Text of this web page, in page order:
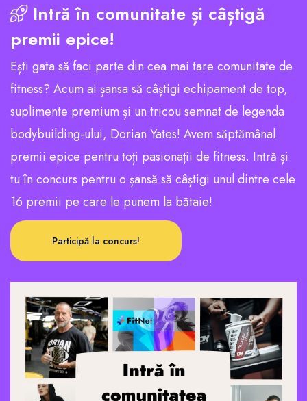
Intră în comunitate și câștigă
premii epice!
Ești gata să faci parte din cea mai tare comunitate de
fitness? Acum ai șansa să câștigi echipament de top,
suplimente premium și un tricou semnat de legenda
bodybuilding-ului, Dorian Yates! Avem săptămânal
premii epice pentru toți pasionații de fitness. Intră și
tu în concurs pentru o șansă să câștigi unul dintre cele
16 premii pe care le punem la bătaie!
Participă la concurs!